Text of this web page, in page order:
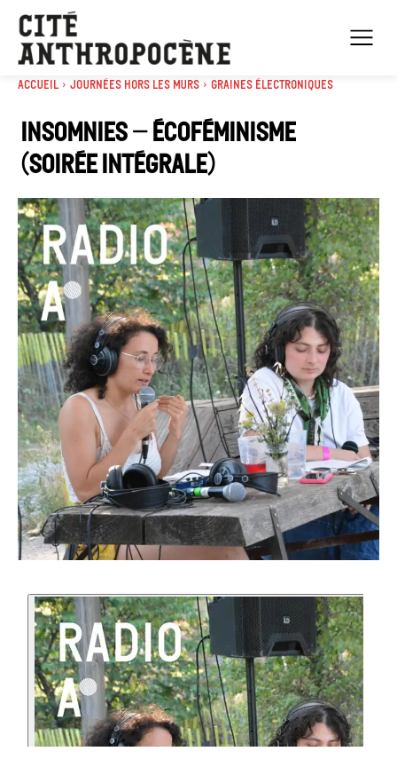
Accueil Journées Hors les murs Graines électroniques
Insomnies – écoféminisme
(soirée intégrale)